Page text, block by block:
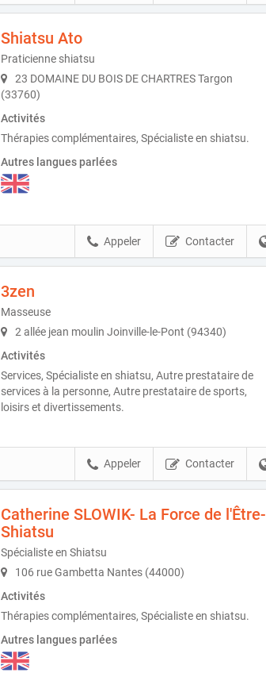
Shiatsu Ato
Praticienne shiatsu
23 DOMAINE DU BOIS DE CHARTRES Targon
(33760)
Activités
Thérapies complémentaires, Spécialiste en shiatsu.
Autres langues parlées
Contacter
Appeler
3zen
Masseuse
2 allée jean moulin Joinville-le-Pont (94340)
Activités
Services, Spécialiste en shiatsu, Autre prestataire de
services à la personne, Autre prestataire de sports,
loisirs et divertissements.
Contacter
Appeler
Catherine SLOWIK- La Force de l'Être-
Shiatsu
Spécialiste en Shiatsu
106 rue Gambetta Nantes (44000)
Activités
Thérapies complémentaires, Spécialiste en shiatsu.
Autres langues parlées